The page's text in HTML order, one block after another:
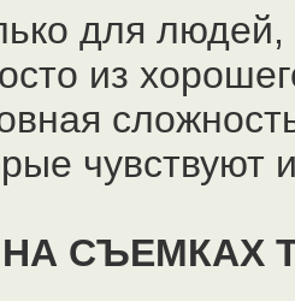
для людей,
из
чувствуют
СЪЕМКАХ